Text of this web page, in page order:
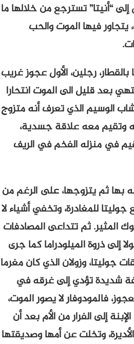
“أنيتا” تسترجع من خلالها ما
فيها الموت والحب
رجلين، الأول عجوز غريب
بعد قليل الى الموت انتحارا
الوسيم الذي تعرف أنه متزوج
وتقيم معه علاقة جسدية،
في منزله الفخم في الريف
بها ثم يتزوجها، على الرغم من
للمغادرة، وتخفي أشياء لا
المثير. ثم تتداعى المصادفات
ذروة الميلودراما كما جرى
جوليتا، وزولان الذي كان مغرما
شديدة تؤدي إلى غرقه في
فالمودوفار لا يصور الموت،
إلى الفرار من الأم بعد أن
وتخلت عن أمها وصديقتها